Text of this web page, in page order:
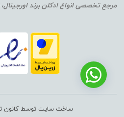
مرجع تخصصی انواع ادکلن برند
ساخت سایت توسط کانون